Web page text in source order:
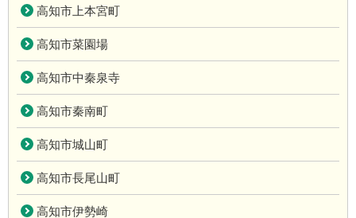
高知市上本宮町
高知市菜園場
高知市中秦泉寺
高知市秦南町
高知市城山町
高知市長尾山町
高知市伊勢崎